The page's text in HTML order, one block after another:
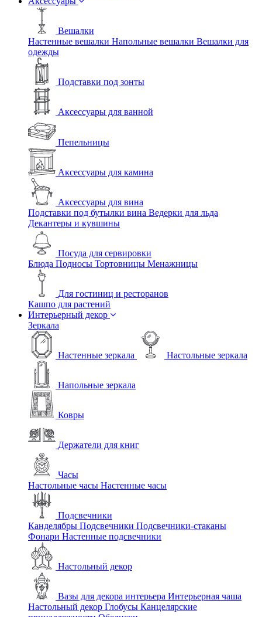
Вешалки
Настенные вешалки Напольные вешалки Вешалки для
одежды
Подставки под зонты
Аксессуары для ванной
Пепельницы
Аксессуары для камина
Аксессуары для вина
Подставки под бутылки вина Ведерки для льда
Декантеры и кувшины
Посуда для сервировки
Блюда Подносы Тортовницы Менажницы
Для гостиниц и ресторанов
Кашпо для растений
Интерьерный декор
Зеркала
Настенные зеркала Настольные зеркала
Напольные зеркала
Ковры
Держатели для книг
Часы
Настольные часы Настенные часы
Подсвечники
Канделябры Подсвечники Подсвечники-стаканы
Фонари Настенные подсвечники
Настольный декор
Вазы для декора интерьера Интерьерная чаша
Настольный декор Глобусы Канцелярские